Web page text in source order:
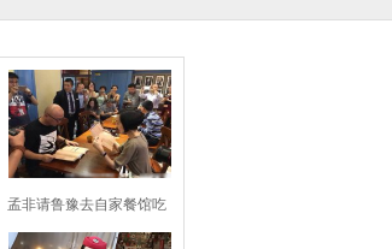
孟非请鲁豫去自家餐馆吃